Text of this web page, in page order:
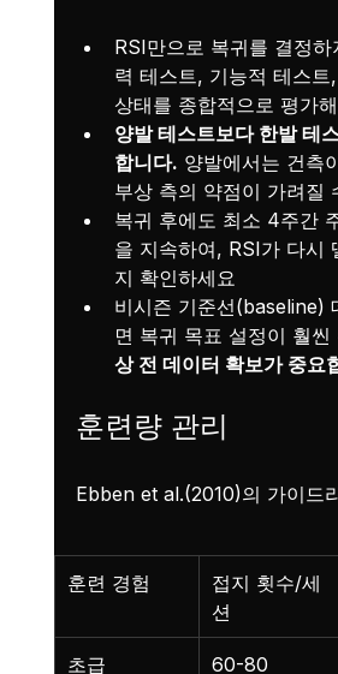
RSI만으로 복귀를 결정하
력 테스트, 기능적 테스트
상태를 종합적으로 평가
양발 테스트보다 한발 테
합니다. 양발에서는 건측
부상 측의 약점이 가려질
복귀 후에도 최소 4주간
을 지속하여, RSI가 다시
지 확인하세요
비시즌 기준선(baseline)
면 복귀 목표 설정이 훨씬
상 전 데이터 확보가 중요
훈련량 관리
Ebben et al.(2010)의 가이드
훈련 경험
접지 횟수/세
션
초급 60-80